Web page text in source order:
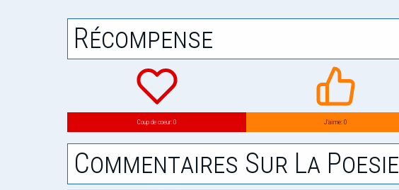
Récompense
Coup de coeur: 0 J’aime: 0
Commentaires Sur La Poesie